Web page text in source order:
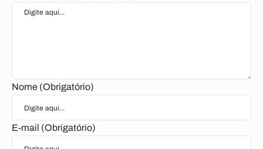
Nome (Obrigatório)
E-mail (Obrigatório)